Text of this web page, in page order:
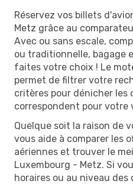
Réservez vos billets
Metz grâce au
Avec ou sans escale,
ou traditionnelle, bagage
faites votre choix ! Le
permet de filtrer votre
critères pour dénicher les
correspondent pour votre
Quelque soit la raison de
vous aide à comparer les
aériennes et trouver le
Luxembourg - Metz. Si
horaires ou au niveau